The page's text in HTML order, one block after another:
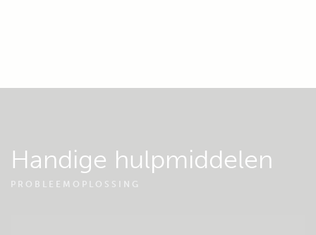
Handige hulpmiddelen
PROBLEEMOPLOSSING